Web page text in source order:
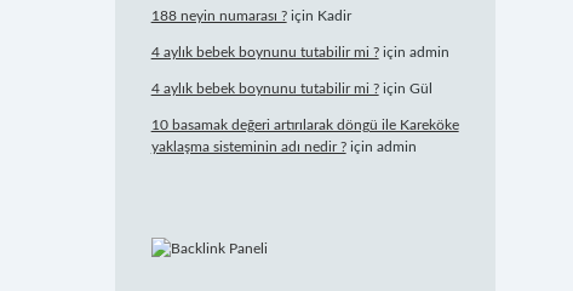
188 neyin numarası ?için Kadir
4 aylık bebek boynunu tutabilir mi ?için admin
4 aylık bebek boynunu tutabilir mi ?için Gül
10 basamak değeri artırılarak döngü ile Kareköke
yaklaşma sisteminin adı nedir ?için admin